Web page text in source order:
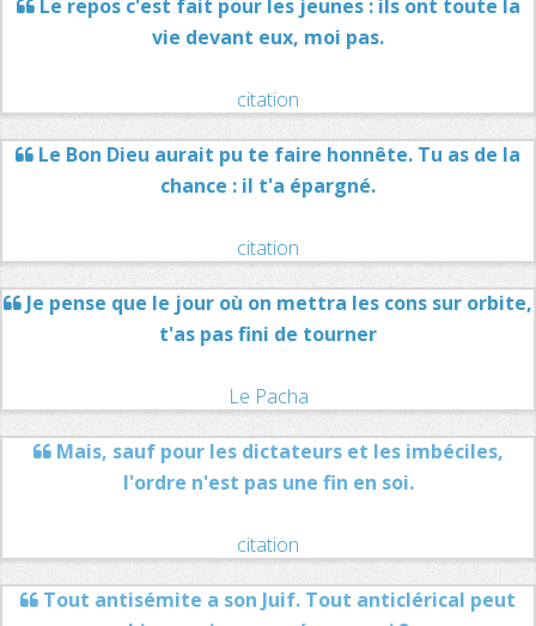
Le repos c'est fait pour les jeunes : ils ont toute la
vie devant eux, moi pas.
citation
Le Bon Dieu aurait pu te faire honnête. Tu as de la
chance : il t'a épargné.
citation
Je pense que le jour où on mettra les cons sur orbite,
t'as pas fini de tourner
Le Pacha
Mais, sauf pour les dictateurs et les imbéciles,
l'ordre n'est pas une fin en soi.
citation
Tout antisémite a son Juif. Tout anticlérical peut